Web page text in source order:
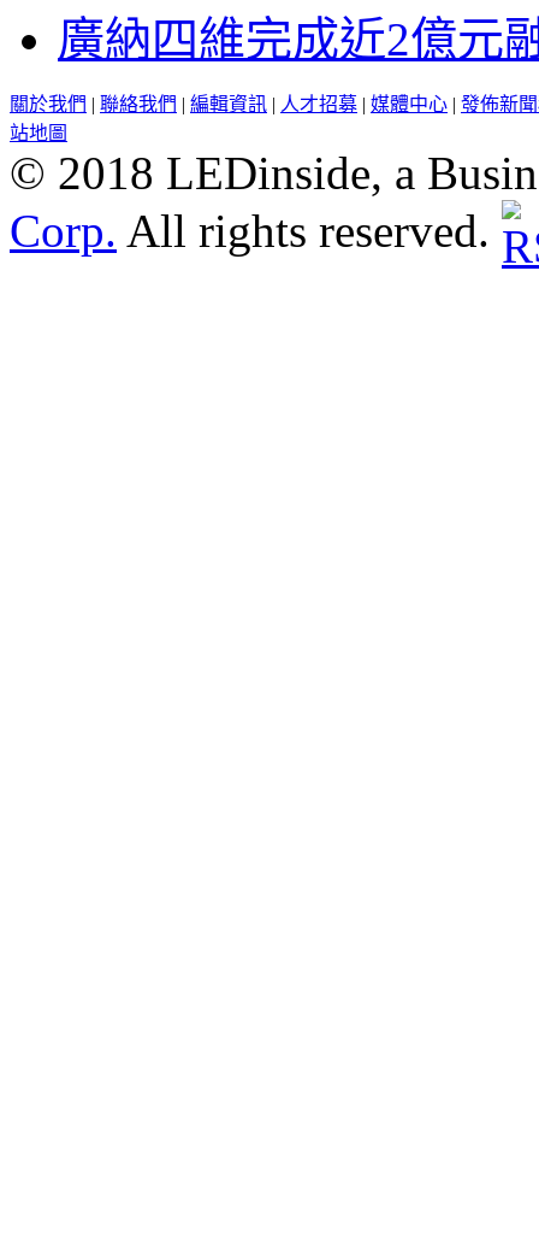
廣納四維完成近2億元
關於我們 | 聯絡我們 | 編輯資訊 | 人才招募 | 媒體中心 | 發佈新
站地圖
© 2018 LEDinside, a
Corp. All rights reserved.